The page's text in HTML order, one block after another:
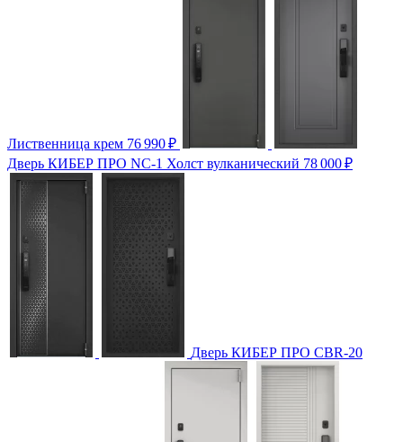
Лиственница крем 76 990₽
Дверь КИБЕР ПРО NC-1 Холст вулканический 78 000₽
Дверь КИБЕР ПРО CBR-20